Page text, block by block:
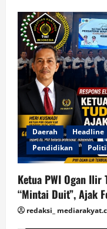
Daerah Headline
Pendidikan
Ketua PWI Ogan Ilir
“Mintai Duit”, Ajak
redaksi_